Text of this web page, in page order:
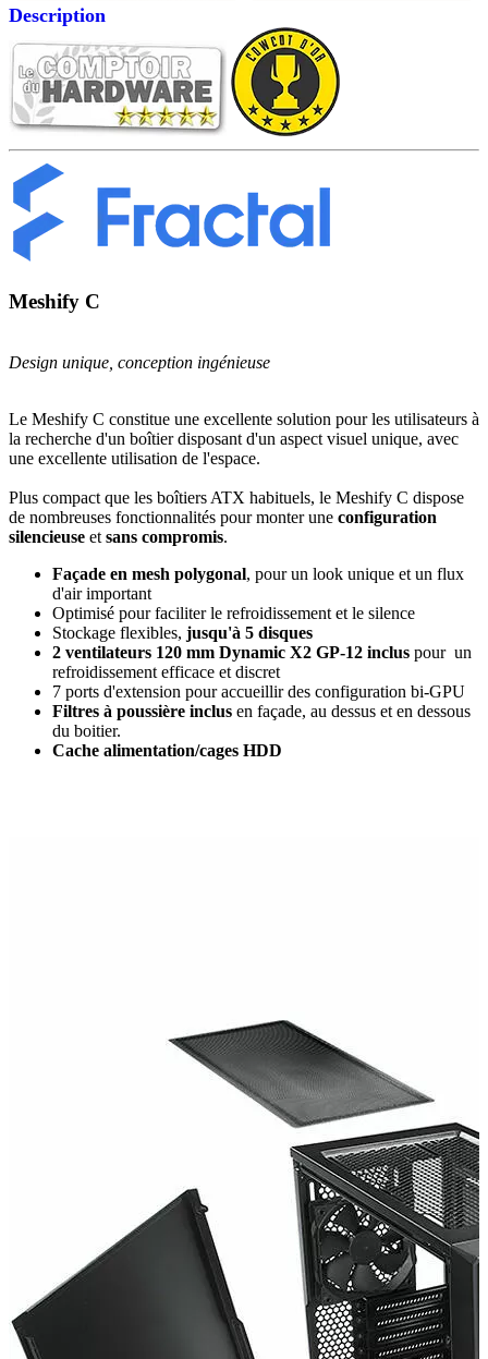
Description
Meshify C
Design unique, conception ingénieuse
Le Meshify C constitue une excellente solution pour les utilisateurs à
la recherche d'un boîtier disposant d'un aspect visuel unique, avec
une excellente utilisation de l'espace.
Plus compact que les boîtiers ATX habituels, le Meshify C dispose
de nombreuses fonctionnalités pour monter une configuration
silencieuse etsans compromis.
Façade en mesh polygonal, pour un look unique et un flux
d'air important
Optimisé pour faciliter le refroidissement et le silence
Stockage flexibles, jusqu'à 5 disques
2 ventilateurs 120 mm Dynamic X2 GP-12 inclus pour un
refroidissement efficace et discret
7 ports d'extension pour accueillir des configuration bi-GPU
Filtres à poussière inclus en façade, au dessus et en dessous
du boitier.
Cache alimentation/cages HDD